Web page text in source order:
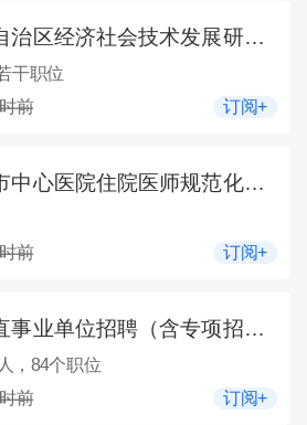
会技术发展研究所招聘编外聘用人员3人公告
干职位
前 订阅+
院住院医师规范化培训补录招收简章
前 订阅+
（含专项招聘高校毕业生）113人公告（11号）
，84个职位
前 订阅+